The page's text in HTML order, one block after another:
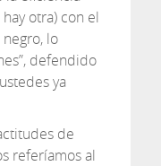
otra) con el
lo
defendido
ya
de
referíamos al